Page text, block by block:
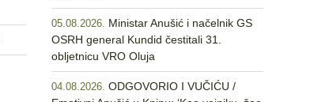
05.08.2026. Ministar Anušić i načelnik GS
OSRH general Kundid čestitali 31.
obljetnicu VRO Oluja
04.08.2026. ODGOVORIO I VUČIĆU /